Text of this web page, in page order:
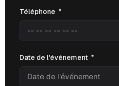
Téléphone
Date de l'événement